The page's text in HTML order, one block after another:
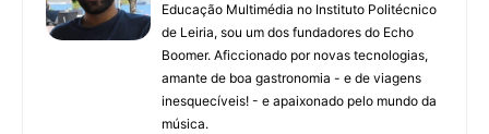
Educação Multimédia no Instituto Politécnico
de Leiria, sou um dos fundadores do Echo
Boomer. Aficcionado por novas tecnologias,
amante de boa gastronomia - e de viagens
inesquecíveis! - e apaixonado pelo mundo da
música.